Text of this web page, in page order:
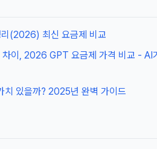
(2026) 최신 요금제 비교
차이, 2026 GPT 요금제 가격 비교 - AI
있을까? 2025년 완벽 가이드